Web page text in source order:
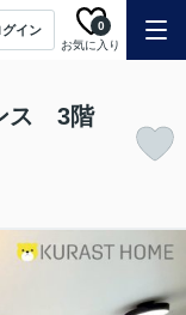
グイン
お気に入り
0
ス 3階